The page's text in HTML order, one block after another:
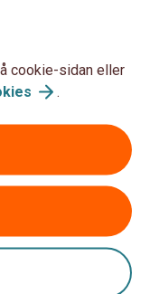
Vår
uppväxt,
Den
cookie-sidan eller
.